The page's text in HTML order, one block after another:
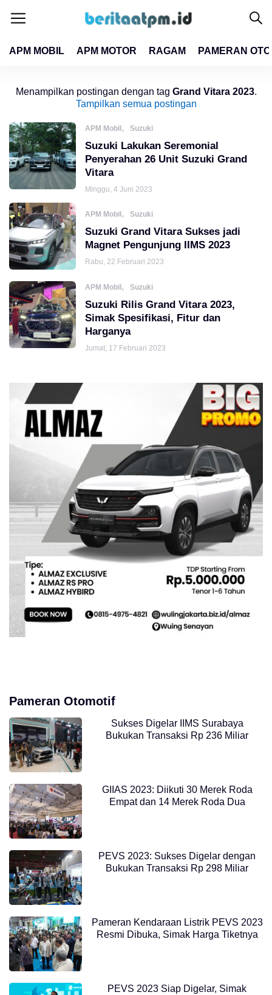
APM MOBIL APM MOTOR RAGAM PAMERAN
Menampilkan postingan dengan tag Grand Vitara 2023.
Tampilkan semua postingan
APM Mobil , Suzuki
Suzuki Lakukan Seremonial
Penyerahan 26 Unit Suzuki Grand
Vitara
Minggu, 4 Juni 2023
APM Mobil , Suzuki
Suzuki Grand Vitara Sukses jadi
Magnet Pengunjung IIMS 2023
Rabu, 22 Februari 2023
APM Mobil , Suzuki
Suzuki Rilis Grand Vitara 2023,
Simak Spesifikasi, Fitur dan
Harganya
Jumat, 17 Februari 2023
Pameran Otomotif
Sukses Digelar IIMS Surabaya
Bukukan Transaksi Rp 236 Miliar
GIIAS 2023: Diikuti 30 Merek Roda
Empat dan 14 Merek Roda Dua
PEVS 2023: Sukses Digelar dengan
Bukukan Transaksi Rp 298 Miliar
Pameran Kendaraan Listrik PEVS 2023
Resmi Dibuka, Simak Harga Tiketnya
PEVS 2023 Siap Digelar, Simak